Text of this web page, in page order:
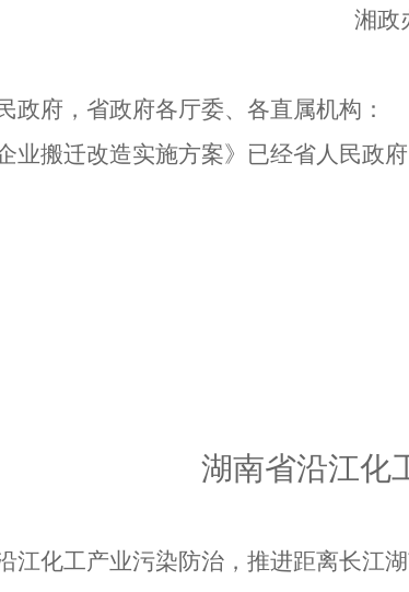
湘政
政府，省政府各厅委、各直属机构：
业搬迁改造实施方案》已经省人民政
湖南省沿江化
江化工产业污染防治，推进距离长江